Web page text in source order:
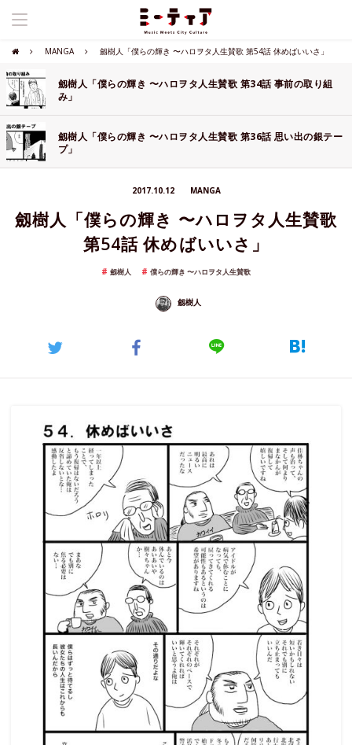
MANGA 劔樹人「僕らの輝き 〜ハロヲタ人生賛歌 第54話 休めばいいさ」
劔樹人「僕らの輝き 〜ハロヲタ人生賛歌 第34話 事前の取り組
み」
劔樹人「僕らの輝き 〜ハロヲタ人生賛歌 第36話 思い出の銀テー
プ」
2017.10.12 MANGA
劔樹人「僕らの輝き 〜ハロヲタ人生賛歌
第54話 休めばいいさ」
劔樹人 僕らの輝き 〜ハロヲタ人生賛歌
劔樹人